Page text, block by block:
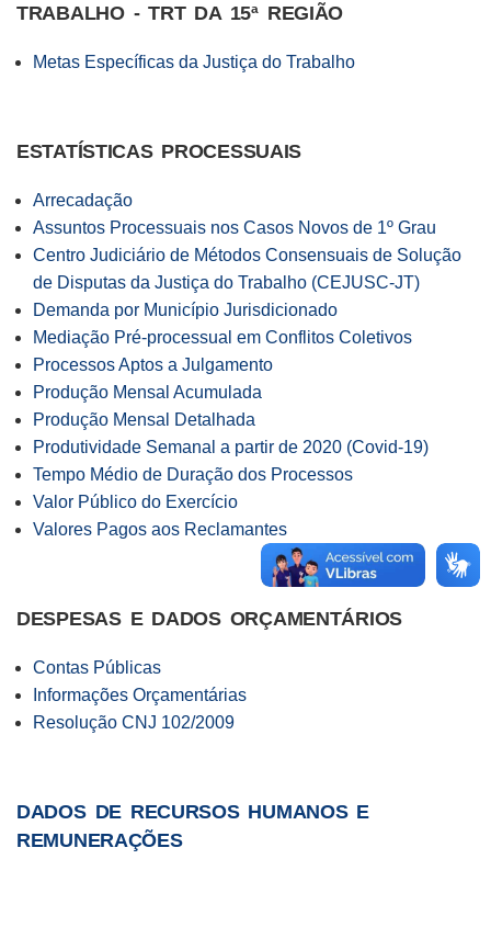
TRABALHO - TRT DA 15ª REGIÃO
Metas Específicas da Justiça do Trabalho
ESTATÍSTICAS PROCESSUAIS
Arrecadação
Assuntos Processuais nos Casos Novos de 1º Grau
Centro Judiciário de Métodos Consensuais de Solução
de Disputas da Justiça do Trabalho (CEJUSC-JT)
Demanda por Município Jurisdicionado
Mediação Pré-processual em Conflitos Coletivos
Processos Aptos a Julgamento
Produção Mensal Acumulada
Produção Mensal Detalhada
Produtividade Semanal a partir de 2020 (Covid-19)
Tempo Médio de Duração dos Processos
Valor Público do Exercício
Valores Pagos aos Reclamantes
DESPESAS E DADOS ORÇAMENTÁRIOS
Contas Públicas
Informações Orçamentárias
Resolução CNJ 102/2009
DADOS DE RECURSOS HUMANOS E
REMUNERAÇÕES